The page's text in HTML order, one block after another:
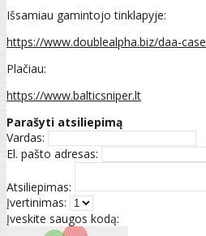
Išsamiau gamintojo tinklapyje:
https://www.doublealpha.biz/daa-
Plačiau:
https://www.balticsniper.lt
Parašyti atsiliepimą
Vardas:
El. pašto adresas:
Atsiliepimas:
Įvertinimas:
Įveskite saugos kodą: